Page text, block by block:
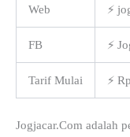
Web ⚡
FB ⚡
Tarif Mulai ⚡
Jogjacar.Com adalah